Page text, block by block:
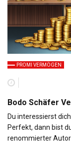
PROMI VERMÖGEN
Bodo Schäfer
Du interessierst
Perfekt, dann bist
renommierter